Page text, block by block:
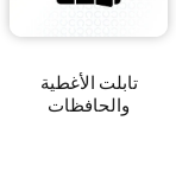
تابلت الأغطية
والحافظات